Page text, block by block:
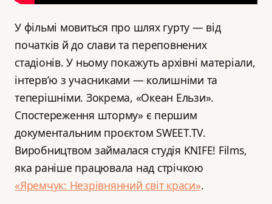
У фільмі мовиться про шлях гурту — від
початків й до слави та переповнених
стадіонів. У ньому покажуть архівні матеріали,
інтерв’ю з учасниками — колишніми та
теперішніми. Зокрема, «Океан Ельзи».
Спостереження шторму» є першим
документальним проєктом SWEET.TV.
Виробництвом займалася студія KNIFE! Films,
яка раніше працювала над стрічкою
«Яремчук: Незрівнянний світ краси».